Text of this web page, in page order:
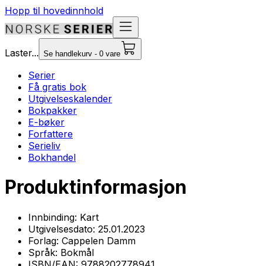
Hopp til hovedinnhold
Laster... Se handlekurv - 0 vare
Serier
Få gratis bok
Utgivelseskalender
Bokpakker
E-bøker
Forfattere
Serieliv
Bokhandel
Produktinformasjon
Innbinding: Kart
Utgivelsesdato: 25.01.2023
Forlag: Cappelen Damm
Språk: Bokmål